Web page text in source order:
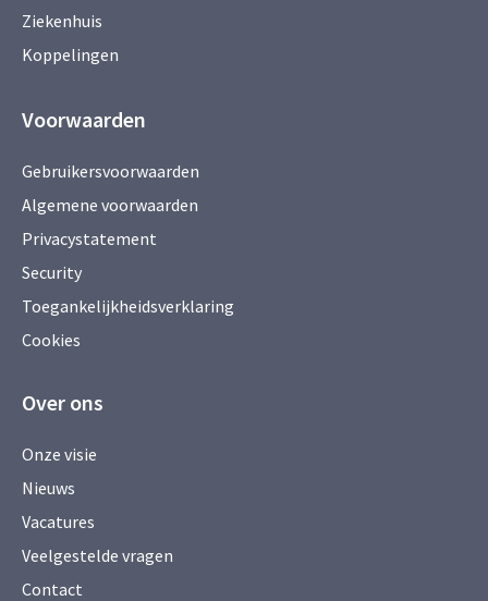
Ziekenhuis
Koppelingen
Voorwaarden
Gebruikersvoorwaarden
Algemene voorwaarden
Privacystatement
Security
Toegankelijkheidsverklaring
Cookies
Over ons
Onze visie
Nieuws
Vacatures
Veelgestelde vragen
Contact